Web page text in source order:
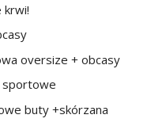
krwi!
oversize + obcasy
sportowe
buty +skórzana